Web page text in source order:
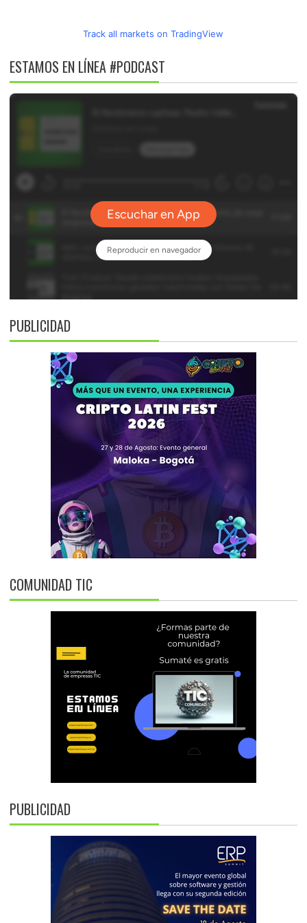
Track all markets on TradingView
ESTAMOS EN LÍNEA #PODCAST
PUBLICIDAD
COMUNIDAD TIC
PUBLICIDAD